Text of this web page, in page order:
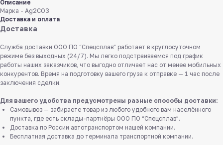
Описание
Марка - Ag2CO3
Доставка и оплата
Доставка
Служба доставки ООО ПО “Спецсплав” работает в круглосуточном
режиме без выходных (24/7). Мы легко подстраиваемся под график
работы наших заказчиков, что выгодно отличает нас от менее мобильных
конкурентов. Время на подготовку вашего груза к отправке — 1 час после
заключения сделки.
Для вашего удобства предусмотрены разные способы доставки:
Самовывоз — забираете товар из любого удобного вам населённого
пункта, где есть склады-партнёры ООО ПО “Спецсплав”.
Доставка по России автотранспортом нашей компании.
Бесплатная доставка до терминала транспортной компании.